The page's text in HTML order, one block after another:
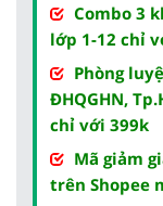
Combo 3
lớp 1-12 chỉ
Phòng
ĐHQGHN,
chỉ với 399k
Mã giảm
trên Shopee